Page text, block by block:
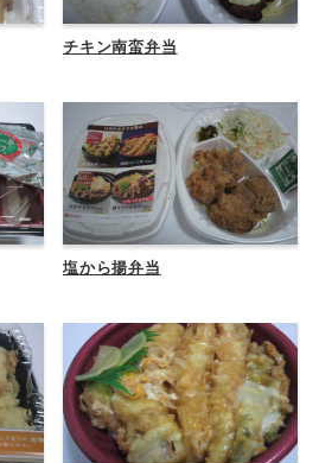
チキン南蛮弁当
塩から揚弁当